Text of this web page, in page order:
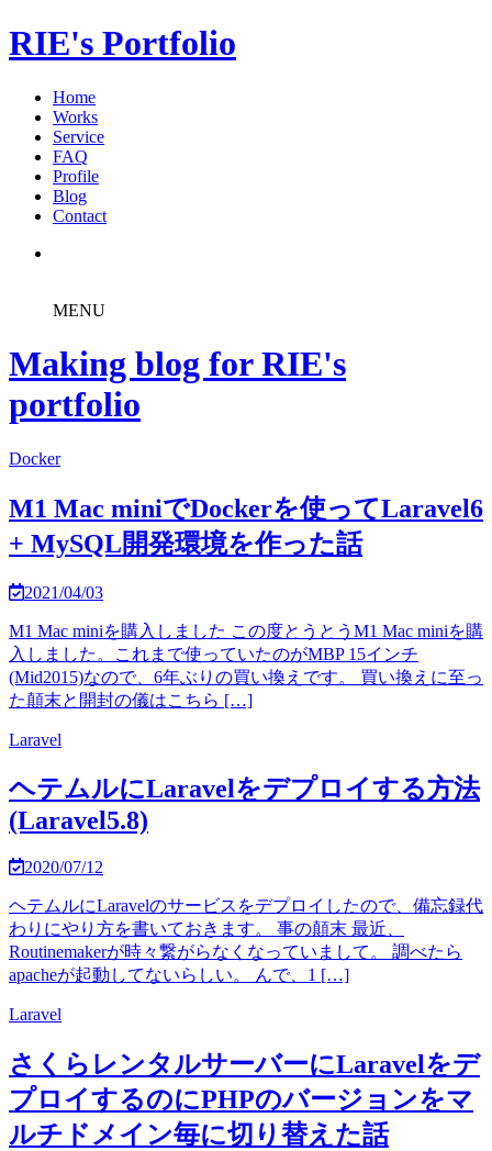
RIE's Portfolio
Home
Works
Service
FAQ
Profile
Blog
Contact
MENU
Making blog for RIE's
portfolio
Docker
M1 Mac miniでDockerを使ってLaravel6
+ MySQL開発環境を作った話
2021/04/03
M1 Mac miniを購入しました この度とうとうM1 Mac miniを購
入しました。これまで使っていたのがMBP 15インチ
(Mid2015)なので、6年ぶりの買い換えです。 買い換えに至っ
た顛末と開封の儀はこちら […]
Laravel
ヘテムルにLaravelをデプロイする方法
(Laravel5.8)
2020/07/12
ヘテムルにLaravelのサービスをデプロイしたので、備忘録代
わりにやり方を書いておきます。 事の顛末 最近、
Routinemakerが時々繋がらなくなっていまして。 調べたら
apacheが起動してないらしい。 んで、1 […]
Laravel
さくらレンタルサーバーにLaravelをデ
プロイするのにPHPのバージョンをマ
ルチドメイン毎に切り替えた話